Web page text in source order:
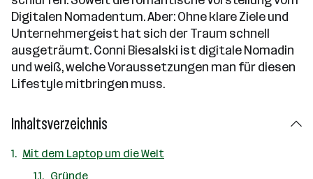
Inhaltsverzeichnis
Mit dem Laptop um die Welt
Gründe
Digitalen Nomadentum. Aber: Ohne klare Ziele und
Unternehmergeist hat sich der Traum schnell
ausgeträumt. Conni Biesalski ist digitale Nomadin
und weiß, welche Voraussetzungen man für diesen
Lifestyle mitbringen muss.